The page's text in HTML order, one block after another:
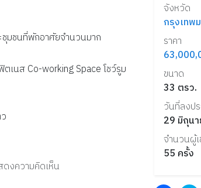
มชนที่พักอาศัยจำนวนมาก
ตเนสCo-working Spaceโชว์รูม
งความคิดเห็น
จังหวัด
กรุงเทพ
ราคา
ขนาด
33 ตรว.
วันที่ลงป
29 มิถุน
จำนวนผู้เ
55 ครั้ง